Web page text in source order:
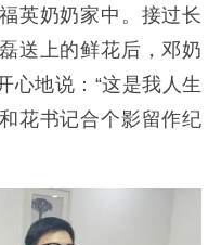
奶奶家中。接过长
送上的鲜花后，邓奶
心地说：“这是我人生
花书记合个影留作纪